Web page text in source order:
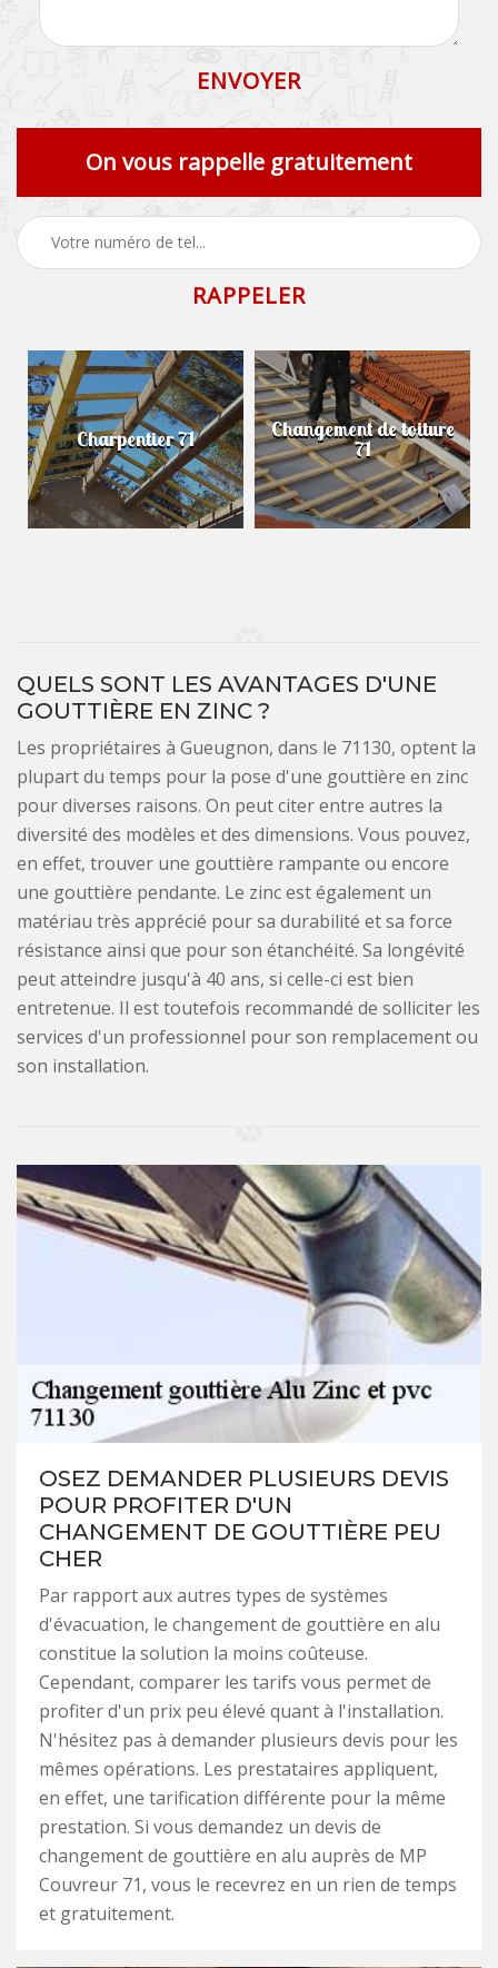
On vous rappelle gratuitement
Charpentier 71 Changement de toiture
71
QUELS SONT LES AVANTAGES D'UNE
GOUTTIÈRE EN ZINC ?
Les propriétaires à Gueugnon, dans le 71130, optent la
plupart du temps pour la pose d'une gouttière en zinc
pour diverses raisons. On peut citer entre autres la
diversité des modèles et des dimensions. Vous pouvez,
en effet, trouver une gouttière rampante ou encore
une gouttière pendante. Le zinc est également un
matériau très apprécié pour sa durabilité et sa force
résistance ainsi que pour son étanchéité. Sa longévité
peut atteindre jusqu'à 40 ans, si celle-ci est bien
entretenue. Il est toutefois recommandé de solliciter les
services d'un professionnel pour son remplacement ou
son installation.
OSEZ DEMANDER PLUSIEURS DEVIS
POUR PROFITER D'UN
CHANGEMENT DE GOUTTIÈRE PEU
CHER
Par rapport aux autres types de systèmes
d'évacuation, le changement de gouttière en alu
constitue la solution la moins coûteuse.
Cependant, comparer les tarifs vous permet de
profiter d'un prix peu élevé quant à l'installation.
N'hésitez pas à demander plusieurs devis pour les
mêmes opérations. Les prestataires appliquent,
en effet, une tarification différente pour la même
prestation. Si vous demandez un devis de
changement de gouttière en alu auprès de MP
Couvreur 71, vous le recevrez en un rien de temps
et gratuitement.